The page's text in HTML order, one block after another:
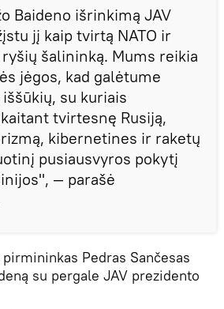
Baideno išrinkimą JAV
jį kaip tvirtą NATO ir
šalininką. Mums reikia
jėgos, kad galėtume
su kuriais
tvirtesnę Rusiją,
kibernetines ir raketų
pusiausvyros pokytį
— parašė
Pedras Sančesas
su pergale JAV prezidento